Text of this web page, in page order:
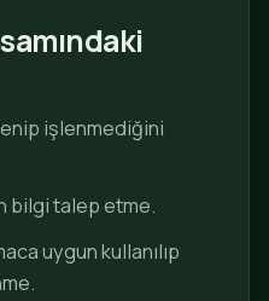
işlenmediğini
bilgi talep etme.
uygun kullanılıp